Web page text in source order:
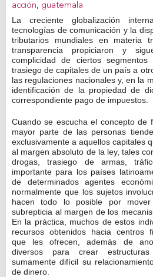
acción, guatemala
La creciente globalización
tecnologías de comunicación y la
tributarios mundiales en materia
transparencia propiciaron y
complicidad de ciertos segmentos
trasiego de capitales de un país a
las regulaciones nacionales y, en la
identificación de la propiedad de
correspondiente pago de impuestos.
Cuando se escucha el concepto de
mayor parte de las personas
exclusivamente a aquellos capitales
al margen absoluto de la ley, tales
drogas, trasiego de armas,
importante para los países
de determinados agentes
normalmente que los sujetos
hacen todo lo posible por
subrepticia al margen de los
En la práctica, muchos de estos
recursos obtenidos hacia centros
que les ofrecen, además de
diversos para crear
sumamente difícil su
de dinero.